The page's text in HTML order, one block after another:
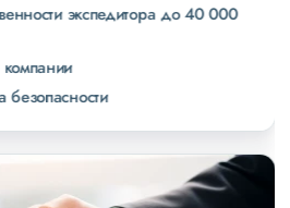
экспедитора до 40 000
безопасности